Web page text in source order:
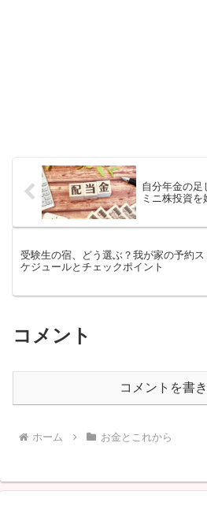
自分年金の足
ミニ株投資を
受験生の宿、どう選ぶ？我が家の予約ス
ケジュールとチェックポイント
コメント
コメントを書
ホーム お金とこれから